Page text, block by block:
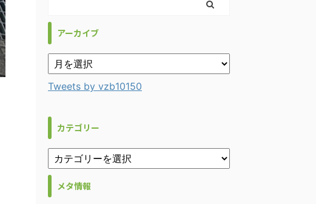
アーカイブ
Tweets by vzb10150
カテゴリー
メタ情報